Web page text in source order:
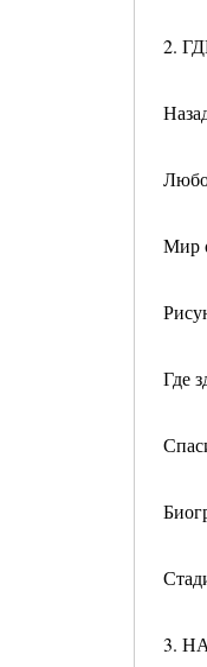
2.
Мир
Где
3.